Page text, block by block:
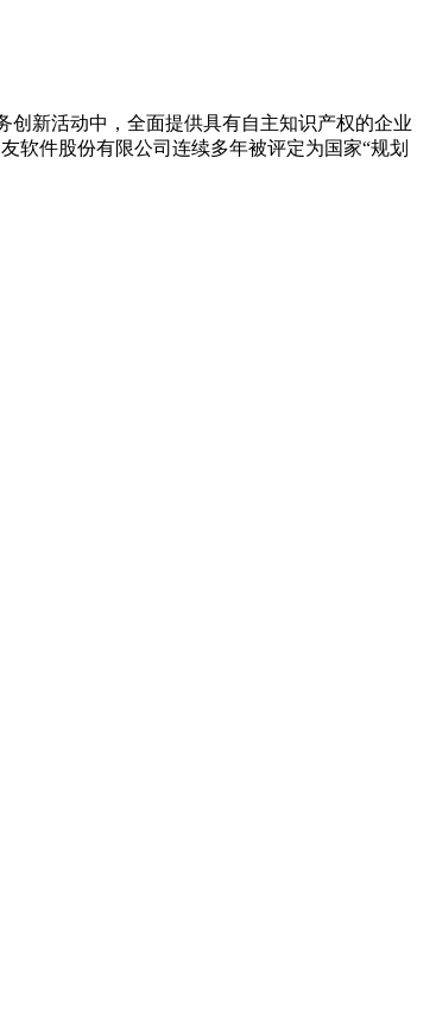
创新活动中，全面提供具有自主知识产权的企业
软件股份有限公司连续多年被评定为国家“规划